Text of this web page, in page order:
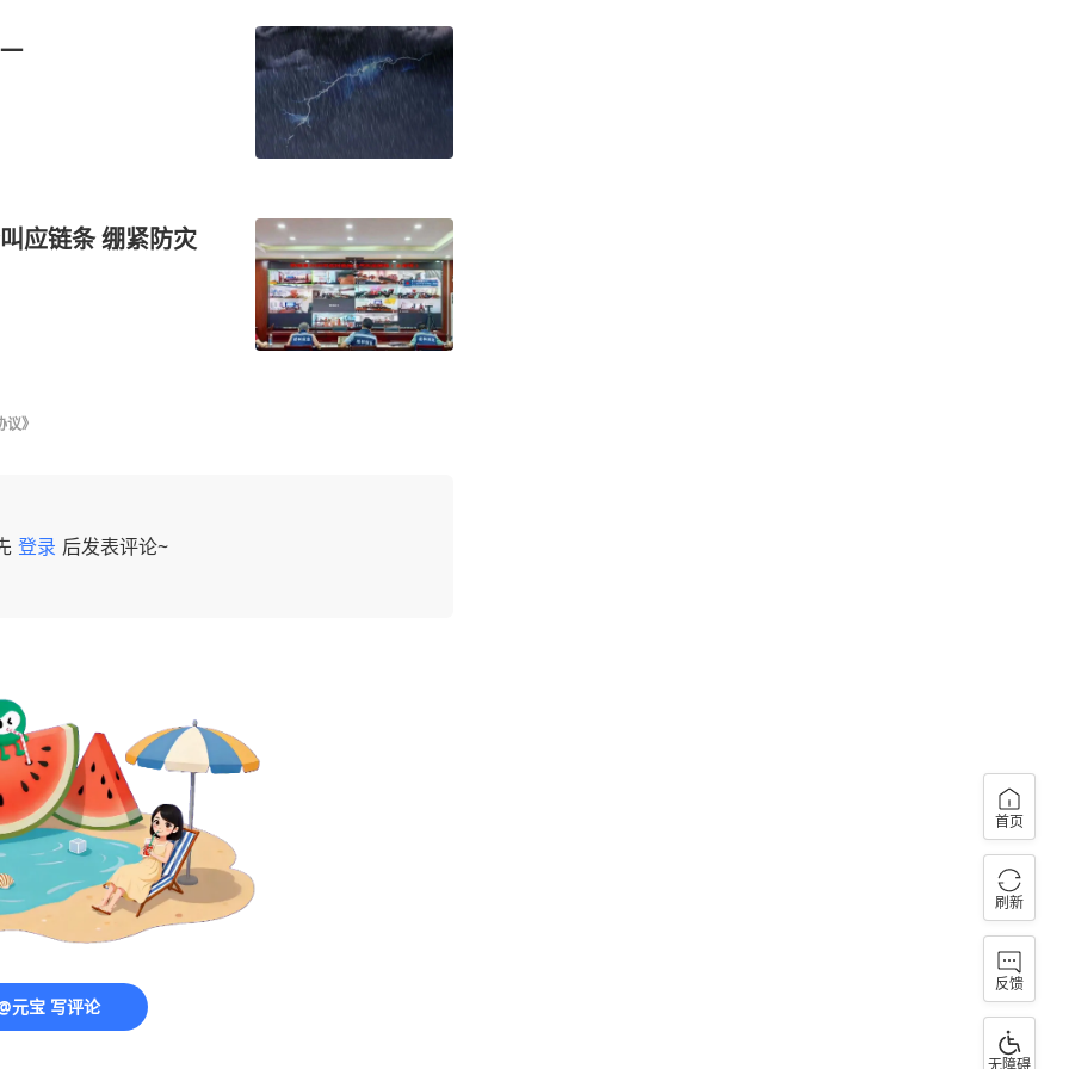
应链条 绷紧防灾
》
登录 后发表评论~
元宝 写评论
首页
刷新
反馈
无障碍